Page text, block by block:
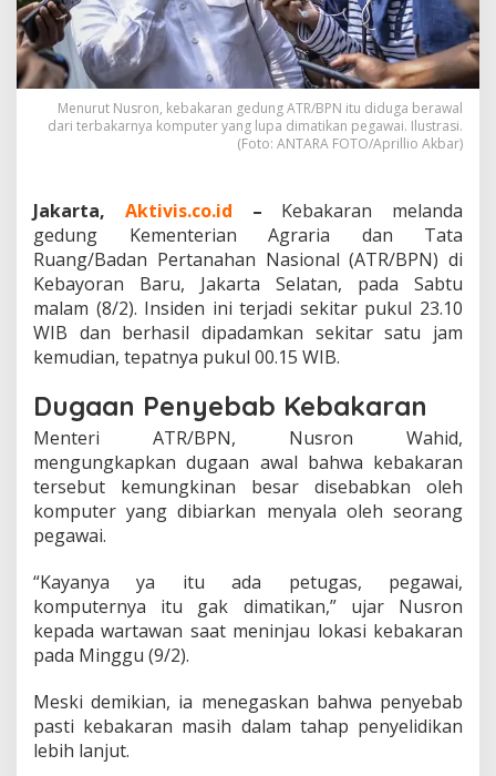
e
n
t
r
i
a
R
/
B
P
N
:
A
i
e
r
h
a
s
i
a
d
a
m
a
n
Menurut Nusron, kebakaran gedung ATR/BPN itu diduga berawal
dari terbakarnya komputer yang lupa dimatikan pegawai. Ilustrasi.
(Foto: ANTARA FOTO/Aprillio Akbar)
Jakarta, Aktivis.co.id – Kebakaran melanda
gedung Kementerian Agraria dan Tata
Ruang/Badan Pertanahan Nasional (ATR/BPN) di
Kebayoran Baru, Jakarta Selatan, pada Sabtu
malam (8/2). Insiden ini terjadi sekitar pukul 23.10
WIB dan berhasil dipadamkan sekitar satu jam
kemudian, tepatnya pukul 00.15 WIB.
Dugaan Penyebab Kebakaran
Menteri ATR/BPN, Nusron Wahid,
mengungkapkan dugaan awal bahwa kebakaran
tersebut kemungkinan besar disebabkan oleh
komputer yang dibiarkan menyala oleh seorang
pegawai.
“Kayanya ya itu ada petugas, pegawai,
komputernya itu gak dimatikan,” ujar Nusron
kepada wartawan saat meninjau lokasi kebakaran
pada Minggu (9/2).
Meski demikian, ia menegaskan bahwa penyebab
pasti kebakaran masih dalam tahap penyelidikan
lebih lanjut.